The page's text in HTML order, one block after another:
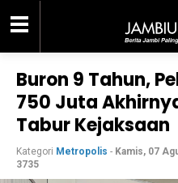
Buron 9 Tahun,
750 Juta
Tabur Kejaksaan
Kategori Metropolis - Kamis, 07
3735